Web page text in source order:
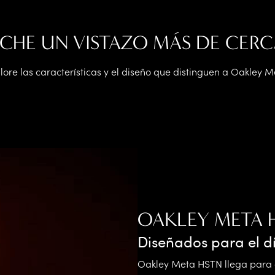
UN VISTAZO MÁS DE
las características y el diseño que distinguen a Oakley
OAKLEY META
Diseñados para el
Oakley Meta HSTN llega